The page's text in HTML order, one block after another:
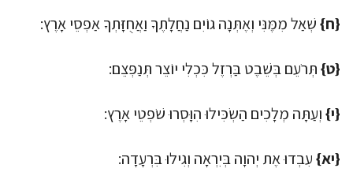
{ח}שְׁאַל מִמֶּנִּי וְאֶתְּנָה גוֹיִם נַחֲלָתֶךָ וַאֲחֻזָּתְךָ אַפְסֵי אָרֶץ:
{ט}תְּרֹעֵם בְּשֵׁבֶט בַּרְזֶל כִּכְלִי יוֹצֵר תְּנַפְּצֵם:
{י}וְעַתָּה מְלָכִים הַשְׂכִּילוּ הִוָּסְרוּ שֹׁפְטֵי אָרֶץ:
{יא}עִבְדוּ אֶת יְהוָה בְּיִרְאָה וְגִילוּ בִּרְעָדָה: